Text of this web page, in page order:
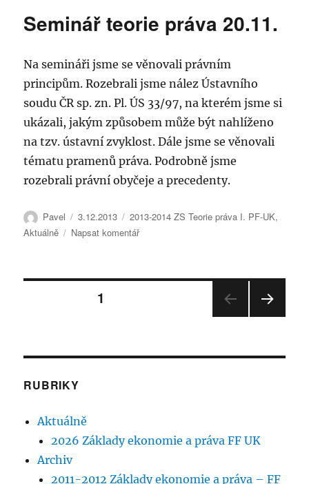
Seminář
27.11.
Seminář teorie práva 20.11.
Na semináři jsme se věnovali právním
principům. Rozebrali jsme nález Ústavního
soudu ČR sp. zn. Pl. ÚS 33/97, na kterém jsme si
ukázali, jakým způsobem může být nahlíženo
na tzv. ústavní zvyklost. Dále jsme se věnovali
tématu pramenů práva. Podrobně jsme
rozebrali právní obyčeje a precedenty.
Autor:
Pavel Publikováno:
3.12.2013 Rubriky:
2013-2014 ZS Teorie práva I. PF-UK,
Aktuálně
Napsat komentářpro
Stránkování
1
NKA
RUBRIKY
Aktuálně
2026 Základy ekonomie a práva FF UK
Archiv
2011-2012 Základy ekonomie a práva – FF